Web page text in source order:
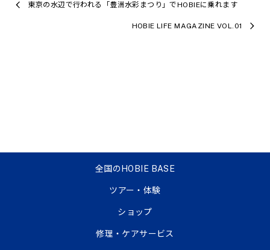
東京の水辺で行われる「豊洲水彩まつり」でHOBIEに乗れます
HOBIE LIFE MAGAZINE VOL.01
全国のHOBIE BASE
ツアー・体験
ショップ
修理・ケアサービス